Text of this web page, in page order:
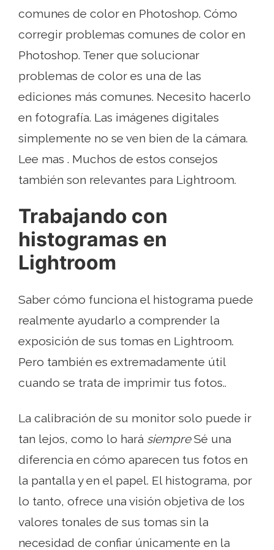
comunes de color en Photoshop. Cómo
corregir problemas comunes de color en
Photoshop. Tener que solucionar
problemas de color es una de las
ediciones más comunes. Necesito hacerlo
en fotografía. Las imágenes digitales
simplemente no se ven bien de la cámara.
Lee mas . Muchos de estos consejos
también son relevantes para Lightroom.
Trabajando con
histogramas en
Lightroom
Saber cómo funciona el histograma puede
realmente ayudarlo a comprender la
exposición de sus tomas en Lightroom.
Pero también es extremadamente útil
cuando se trata de imprimir tus fotos..
La calibración de su monitor solo puede ir
tan lejos, como lo hará siempreSé una
diferencia en cómo aparecen tus fotos en
la pantalla y en el papel. El histograma, por
lo tanto, ofrece una visión objetiva de los
valores tonales de sus tomas sin la
necesidad de confiar únicamente en la